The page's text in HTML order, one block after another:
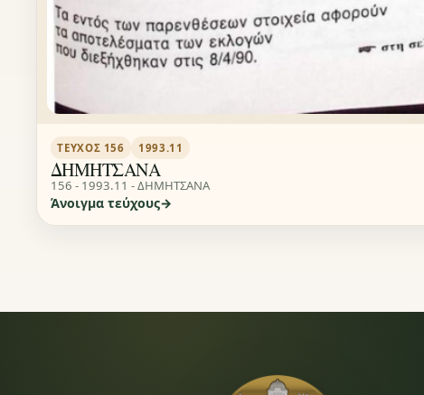
ΤΕΎΧΟΣ 156 1993.11
ΔΗΜΗΤΣΑΝΑ
156 - 1993.11 - ΔΗΜΗΤΣΑΝΑ
Άνοιγμα τεύχους